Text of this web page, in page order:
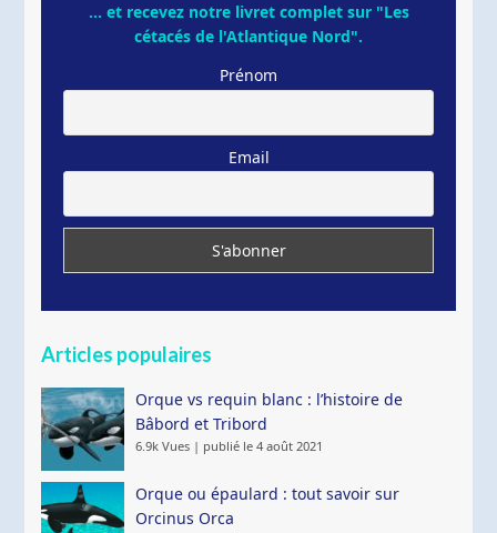
... et recevez notre livret complet sur "Les
cétacés de l'Atlantique Nord".
Prénom
Email
Articles populaires
Orque vs requin blanc : l’histoire de
Bâbord et Tribord
6.9k Vues | publié le 4 août 2021
Orque ou épaulard : tout savoir sur
Orcinus Orca